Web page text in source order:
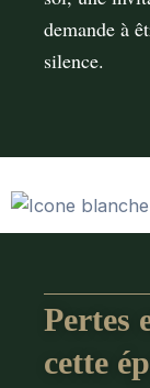
demande à
silence.
Pertes
cette